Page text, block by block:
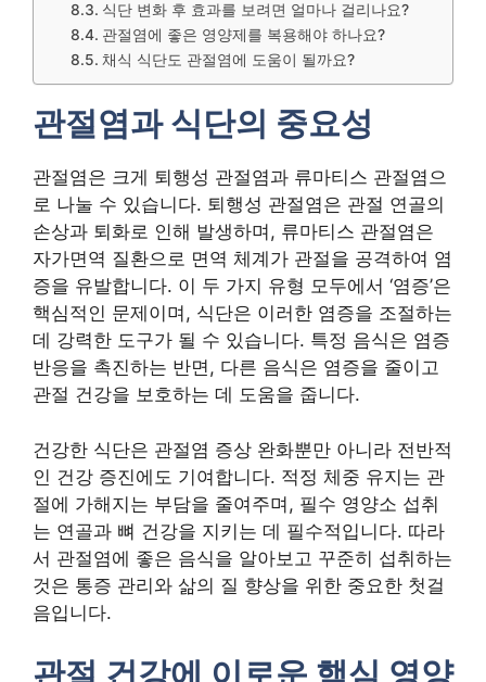
식단 변화 후 효과를 보려면 얼마나 걸리나요?
관절염에 좋은 영양제를 복용해야 하나요?
채식 식단도 관절염에 도움이 될까요?
관절염과 식단의 중요성
관절염은 크게 퇴행성 관절염과 류마티스 관절염으
로 나눌 수 있습니다. 퇴행성 관절염은 관절 연골의
손상과 퇴화로 인해 발생하며, 류마티스 관절염은
자가면역 질환으로 면역 체계가 관절을 공격하여 염
증을 유발합니다. 이 두 가지 유형 모두에서 ‘염증’은
핵심적인 문제이며, 식단은 이러한 염증을 조절하는
데 강력한 도구가 될 수 있습니다. 특정 음식은 염증
반응을 촉진하는 반면, 다른 음식은 염증을 줄이고
관절 건강을 보호하는 데 도움을 줍니다.
건강한 식단은 관절염 증상 완화뿐만 아니라 전반적
인 건강 증진에도 기여합니다. 적정 체중 유지는 관
절에 가해지는 부담을 줄여주며, 필수 영양소 섭취
는 연골과 뼈 건강을 지키는 데 필수적입니다. 따라
서 관절염에 좋은 음식을 알아보고 꾸준히 섭취하는
것은 통증 관리와 삶의 질 향상을 위한 중요한 첫걸
음입니다.
관절 건강에 이로운 핵심 영양